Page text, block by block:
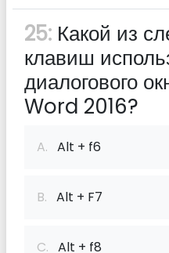
25: Какой из
клавиш
диалогового
Word 2016?
A. Alt + f6
B. Alt + F7
C. Alt + f8